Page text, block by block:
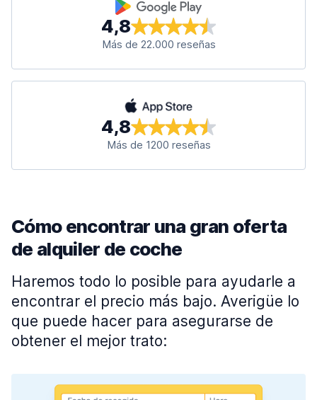
4,8
Más de 22.000 reseñas
4,8
Más de 1200 reseñas
Cómo encontrar una gran oferta
de alquiler de coche
Haremos todo lo posible para ayudarle a
encontrar el precio más bajo. Averigüe lo
que puede hacer para asegurarse de
obtener el mejor trato: